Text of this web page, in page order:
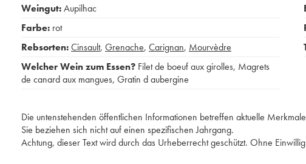
Weingut:Aupilhac
Farbe: rot
Rebsorten:Cinsault, Grenache, Carignan, Mourvèdre
Welcher Wein zum Essen? Filet de boeuf aux girolles, Magrets
de canard aux mangues, Gratin d aubergine
Die untenstehenden öffentlichen Informationen betreffen aktuelle
Sie beziehen sich nicht auf einen spezifischen Jahrgang.
Achtung, dieser Text wird durch das Urheberrecht geschützt. Ohne